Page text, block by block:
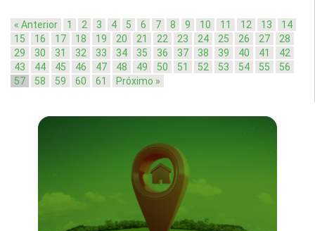
« Anterior 1 2 3 4 5 6 7 8 9 10 11 12 13
14
15
16 17 18 19 20 21 22 23 24 25 26 27
28
29
30 31 32 33 34 35 36 37 38 39 40 41
42
43
44 45 46 47 48 49 50 51 52 53 54 55
56
57
58 59 60 61 Próximo »